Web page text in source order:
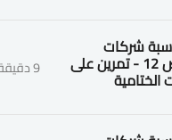
شركات
الأشخاص 12 - تمرين على
الختامية 9 دقيقة